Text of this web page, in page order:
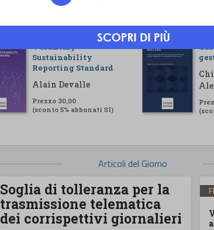
Sustainability
Reporting Standard
Alain Devalle
Prezzo 30,00
(sconto 5% abbonati SI)
Articoli del Giorno
Soglia di tolleranza per la
trasmissione telematica
dei corrispettivi giornalieri